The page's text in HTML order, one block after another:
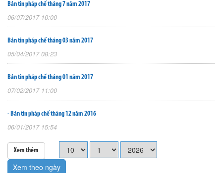
Bản tin pháp chế tháng 7 năm 2017
06/07/2017 10:00
Bản tin pháp chế tháng 03 năm 2017
05/04/2017 08:23
Bản tin pháp chế tháng 01 năm 2017
07/02/2017 11:00
- Bản tin pháp chế tháng 12 năm 2016
06/01/2017 15:54
Xem thêm
Xem theo ngày